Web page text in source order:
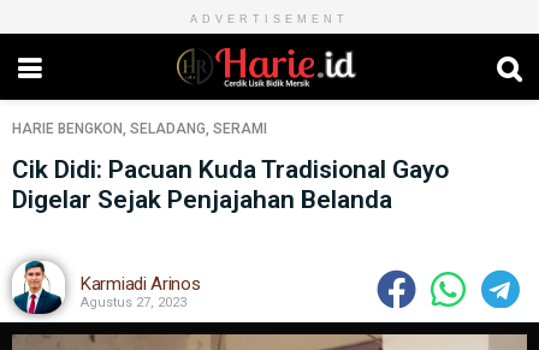
ADVERTISEMENT
HARIE BENGKON, SELADANG, SERAMI
Cik Didi: Pacuan Kuda Tradisional Gayo
Digelar Sejak Penjajahan Belanda
Karmiadi Arinos
Agustus 27, 2023